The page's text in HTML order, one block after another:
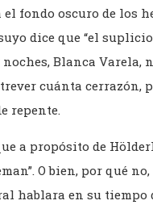
fondo oscuro de los
dice que “el
Blanca Varela,
cuánta cerrazón,
repente.
a propósito de
O bien, por qué
hablara en su tiempo